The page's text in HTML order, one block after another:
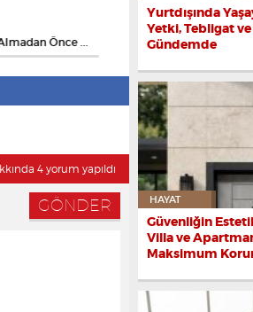
Önce ... The Beauty Store Güzelli...
4 yorum yapıldı
Yurtdışında
Yetki, Tebligat
Gündemde
HAYAT
Güvenliğin
Villa ve
Maksimum